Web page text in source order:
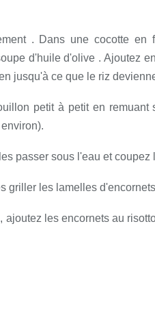
. Dans une cocotte en
d'huile d'olive . Ajoutez
jusqu'à ce que le riz
petit à petit en
passer sous l'eau et coupez
griller les lamelles
ajoutez les encornets au